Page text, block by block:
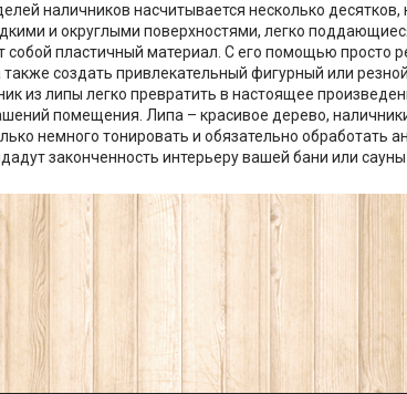
наличников насчитывается несколько
и округлыми поверхностями, легко
собой пластичный материал. С его помощью просто
также создать привлекательный фигурный или
из липы легко превратить в настоящее
помещения. Липа – красивое дерево,
немного тонировать и обязательно обработать
законченность интерьеру вашей бани или